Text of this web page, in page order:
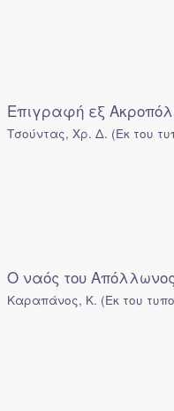
Επιγραφή εξ
Τσούντας, Χρ. Δ. (Εκ του
Ο ναός του
Καραπάνος, Κ. (Εκ του